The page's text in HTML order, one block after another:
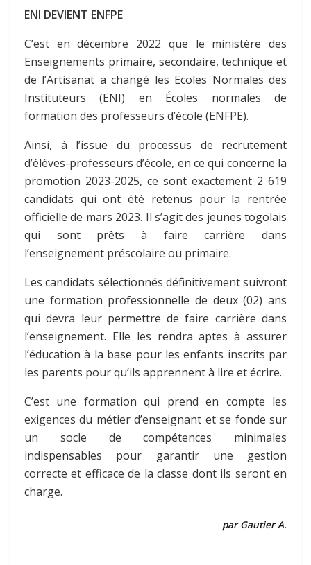
ENI DEVIENT ENFPE
C’est en décembre 2022 que le ministère des
Enseignements primaire, secondaire, technique et
de l’Artisanat a changé les Ecoles Normales des
Instituteurs (ENI) en Écoles normales de
formation des professeurs d’école (ENFPE).
Ainsi, à l’issue du processus de recrutement
d’élèves-professeurs d’école, en ce qui concerne la
promotion 2023-2025, ce sont exactement 2 619
candidats qui ont été retenus pour la rentrée
officielle de mars 2023. Il s’agit des jeunes togolais
qui sont prêts à faire carrière dans
l’enseignement préscolaire ou primaire.
Les candidats sélectionnés définitivement suivront
une formation professionnelle de deux (02) ans
qui devra leur permettre de faire carrière dans
l’enseignement. Elle les rendra aptes à assurer
l’éducation à la base pour les enfants inscrits par
les parents pour qu’ils apprennent à lire et écrire.
C’est une formation qui prend en compte les
exigences du métier d’enseignant et se fonde sur
un socle de compétences minimales
indispensables pour garantir une gestion
correcte et efficace de la classe dont ils seront en
charge.
par Gautier A.